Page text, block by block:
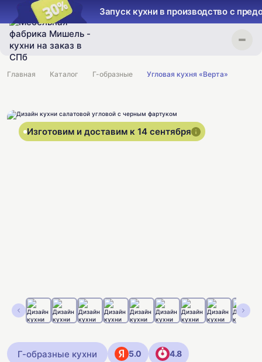
Запуск кухни в производство с
Главная Каталог Г-образные Угловая кухня «Верта»
Изготовим и доставим к 14 сентября
Г-образные кухни 5.0 4.8